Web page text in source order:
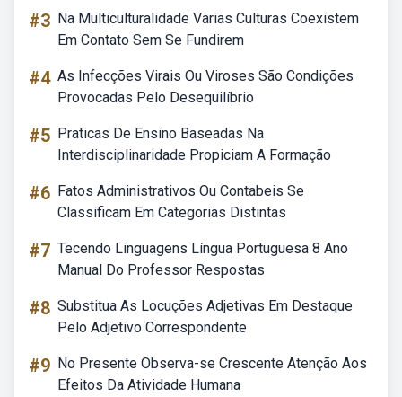
#3 Na Multiculturalidade Varias Culturas Coexistem
Em Contato Sem Se Fundirem
#4 As Infecções Virais Ou Viroses São Condições
Provocadas Pelo Desequilíbrio
#5 Praticas De Ensino Baseadas Na
Interdisciplinaridade Propiciam A Formação
#6 Fatos Administrativos Ou Contabeis Se
Classificam Em Categorias Distintas
#7 Tecendo Linguagens Língua Portuguesa 8 Ano
Manual Do Professor Respostas
#8 Substitua As Locuções Adjetivas Em Destaque
Pelo Adjetivo Correspondente
#9 No Presente Observa-se Crescente Atenção Aos
Efeitos Da Atividade Humana